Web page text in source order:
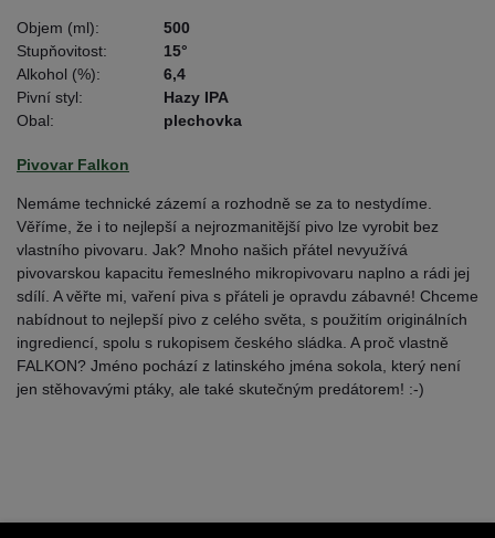
Objem (ml):
500
Stupňovitost:
15°
Alkohol (%):
6,4
Pivní styl:
Hazy IPA
Obal:
plechovka
Pivovar Falkon
Nemáme technické zázemí a rozhodně se za to nestydíme.
Věříme, že i to nejlepší a nejrozmanitější pivo lze vyrobit bez
vlastního pivovaru. Jak? Mnoho našich přátel nevyužívá
pivovarskou kapacitu řemeslného mikropivovaru naplno a rádi jej
sdílí. A věřte mi, vaření piva s přáteli je opravdu zábavné! Chceme
nabídnout to nejlepší pivo z celého světa, s použitím originálních
ingrediencí, spolu s rukopisem českého sládka. A proč vlastně
FALKON? Jméno pochází z latinského jména sokola, který není
jen stěhovavými ptáky, ale také skutečným predátorem! :-)